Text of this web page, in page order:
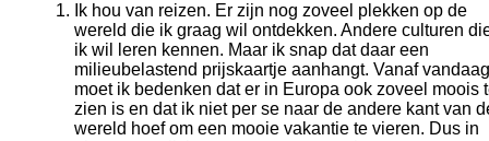
Ik hou van reizen. Er zijn nog zoveel plekken op de
wereld die ik graag wil ontdekken. Andere culturen
ik wil leren kennen. Maar ik snap dat daar een
milieubelastend prijskaartje aanhangt. Vanaf vandaag
moet ik bedenken dat er in Europa ook zoveel moois
zien is en dat ik niet per se naar de andere kant van
wereld hoef om een mooie vakantie te vieren. Dus in